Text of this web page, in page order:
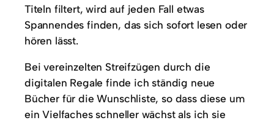
Titeln filtert, wird auf jeden Fall etwas
Spannendes finden, das sich sofort lesen oder
hören lässt.
Bei vereinzelten Streifzügen durch die
digitalen Regale finde ich ständig neue
Bücher für die Wunschliste, so dass diese um
ein Vielfaches schneller wächst als ich sie